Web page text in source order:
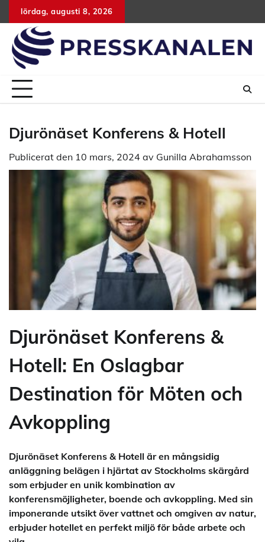
Hoppa
till
innehåll
lördag, augusti 8, 2026
Djurönäset Konferens & Hotell
Publicerat den 10 mars, 2024 av Gunilla Abrahamsson
Djurönäset Konferens &
Hotell: En Oslagbar
Destination för Möten och
Avkoppling
Djurönäset Konferens & Hotell är en mångsidig
anläggning belägen i hjärtat av Stockholms skärgård
som erbjuder en unik kombination av
konferensmöjligheter, boende och avkoppling. Med sin
imponerande utsikt över vattnet och omgiven av natur,
erbjuder hotellet en perfekt miljö för både arbete och